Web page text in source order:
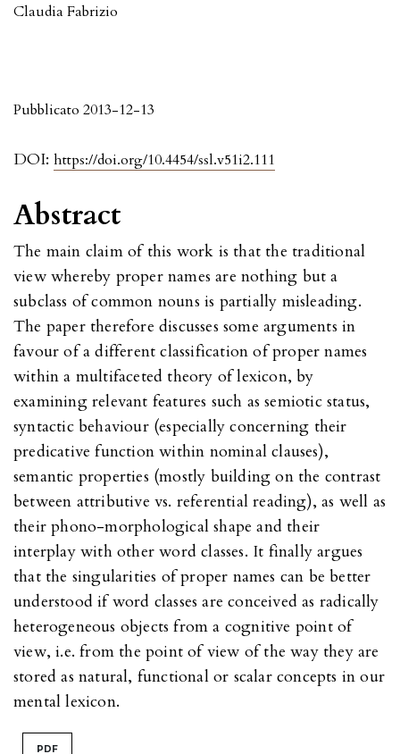
Claudia Fabrizio
DOI: https://doi.org/10.4454/ssl.v51i2.111
Pubblicato 2013-12-13
Abstract
The main claim of this work is that the traditional
view whereby proper names are nothing but a
subclass of common nouns is partially misleading.
The paper therefore discusses some arguments in
favour of a different classification of proper names
within a multifaceted theory of lexicon, by
examining relevant features such as semiotic status,
syntactic behaviour (especially concerning their
predicative function within nominal clauses),
semantic properties (mostly building on the contrast
between attributive vs. referential reading), as well as
their phono-morphological shape and their
interplay with other word classes. It finally argues
that the singularities of proper names can be better
understood if word classes are conceived as radically
heterogeneous objects from a cognitive point of
view, i.e. from the point of view of the way they are
stored as natural, functional or scalar concepts in our
mental lexicon.
PDF